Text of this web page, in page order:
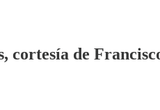
cortesía de